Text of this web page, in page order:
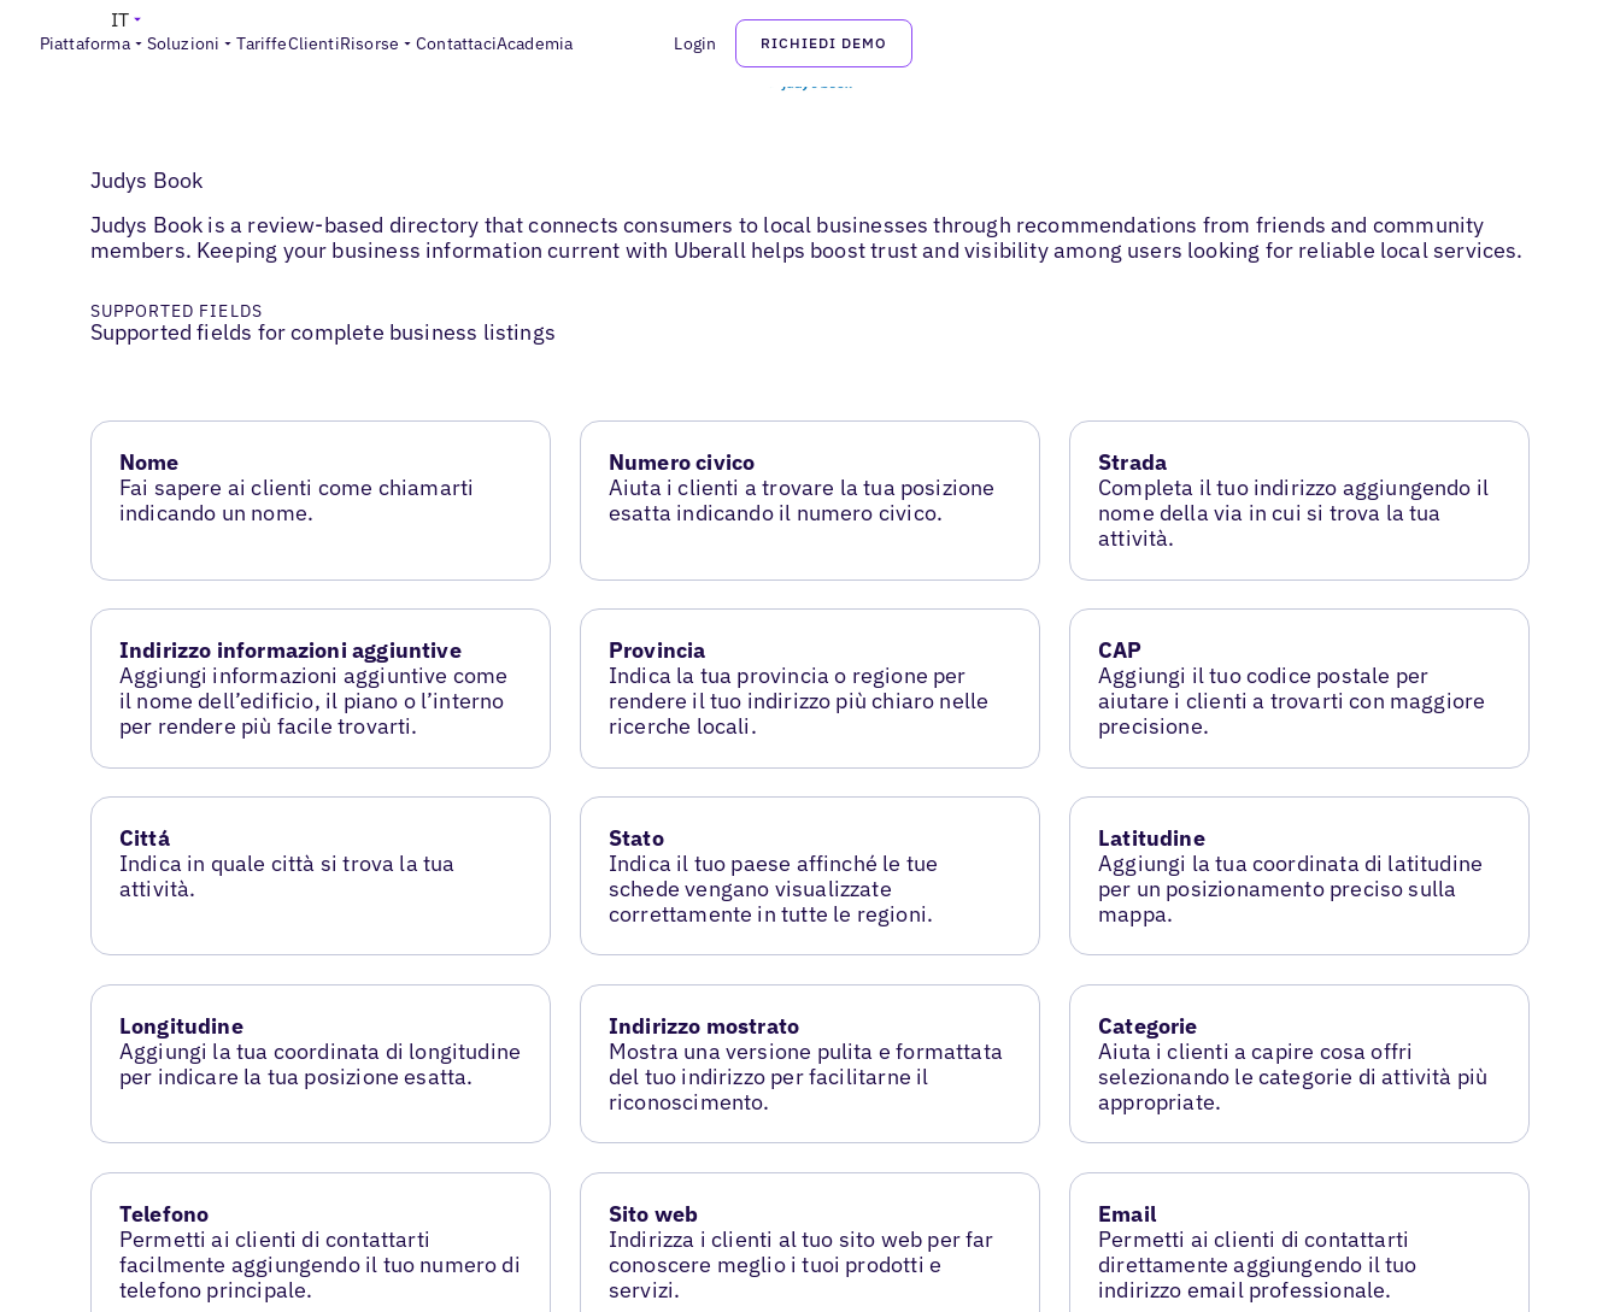
Piattaforma Soluzioni TariffeClientiRisorse ContattaciAcademia Login RICHIEDI DEMO
IT
Judys Book
Judys Book is a review-based directory that connects consumers to local businesses through recommendations from friends and community
members. Keeping your business information current with Uberall helps boost trust and visibility among users looking for reliable local services.
SUPPORTED FIELDS
Supported fields for complete business listings
Nome
Fai sapere ai clienti come chiamarti
indicando un nome.
Numero civico
Aiuta i clienti a trovare la tua posizione
esatta indicando il numero civico.
Strada
Completa il tuo indirizzo aggiungendo il
nome della via in cui si trova la tua
attività.
Indirizzo informazioni aggiuntive
Aggiungi informazioni aggiuntive come
il nome dell’edificio, il piano o l’interno
per rendere più facile trovarti.
Provincia
Indica la tua provincia o regione per
rendere il tuo indirizzo più chiaro nelle
ricerche locali.
CAP
Aggiungi il tuo codice postale per
aiutare i clienti a trovarti con maggiore
precisione.
Cittá
Indica in quale città si trova la tua
attività.
Stato
Indica il tuo paese affinché le tue
schede vengano visualizzate
correttamente in tutte le regioni.
Latitudine
Aggiungi la tua coordinata di latitudine
per un posizionamento preciso sulla
mappa.
Longitudine
Aggiungi la tua coordinata di longitudine
per indicare la tua posizione esatta.
Indirizzo mostrato
Mostra una versione pulita e formattata
del tuo indirizzo per facilitarne il
riconoscimento.
Categorie
Aiuta i clienti a capire cosa offri
selezionando le categorie di attività più
appropriate.
Telefono
Permetti ai clienti di contattarti
facilmente aggiungendo il tuo numero di
telefono principale.
Sito web
Indirizza i clienti al tuo sito web per far
conoscere meglio i tuoi prodotti e
servizi.
Email
Permetti ai clienti di contattarti
direttamente aggiungendo il tuo
indirizzo email professionale.